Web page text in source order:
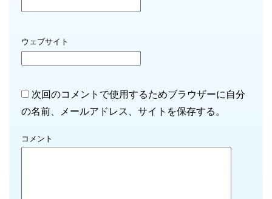
ウェブサイト
次回のコメントで使用するためブラウザーに自分
の名前、メールアドレス、サイトを保存する。
コメント